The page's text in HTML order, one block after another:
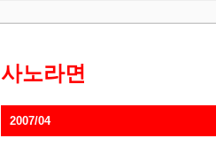
사노라면
2007/04